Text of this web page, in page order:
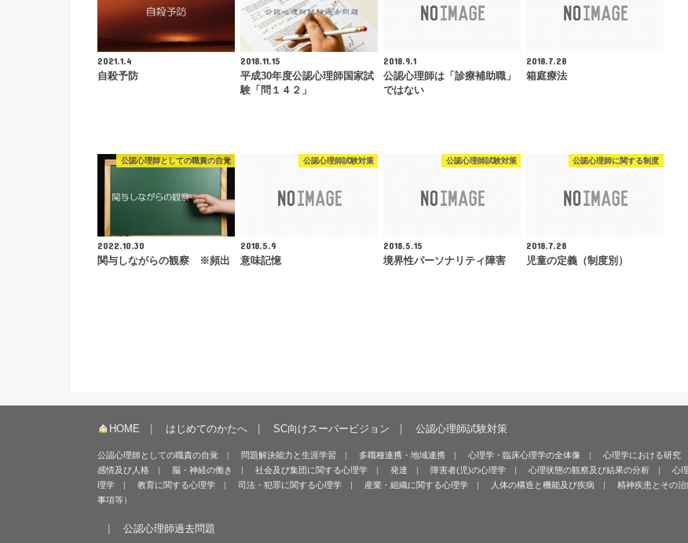
2021.1.4
自殺予防
2018.11.15
平成30年度公認心理師国家試
験「問１４２」
2018.9.1
公認心理師は「診療補助職」
ではない
2018.7.28
箱庭療法
公認心理師としての職責の自覚
2022.10.30
関与しながらの観察 ※頻出
公認心理師試験対策
2018.5.9
意味記憶
公認心理師試験対策
2018.5.15
境界性パーソナリティ障害
公認心理師に関する制度
2018.7.28
児童の定義（制度別）
HOME はじめてのかたへ SC向けスーパービジョン 公認心理師試験対策
公認心理師としての職責の自覚 問題解決能力と生涯学習 多職種連携・地域連携 心理学・臨床心理学の全体像 心理学における研究
感情及び人格
脳・神経の働き 社会及び集団に関する心理学 発達 障害者(児)の心理学 心理状態の観察及び結果の分析 心
理学
教育に関する心理学 司法・犯罪に関する心理学 産業・組織に関する心理学 人体の構造と機能及び疾病 精神疾患とその治
事項等）
公認心理師過去問題